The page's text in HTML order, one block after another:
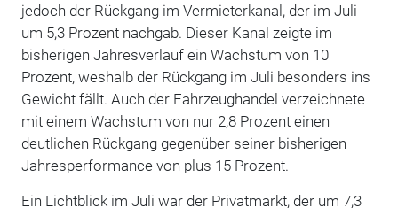
jedoch der Rückgang im Vermieterkanal, der im Juli
um 5,3 Prozent nachgab. Dieser Kanal zeigte im
bisherigen Jahresverlauf ein Wachstum von 10
Prozent, weshalb der Rückgang im Juli besonders ins
Gewicht fällt. Auch der Fahrzeughandel verzeichnete
mit einem Wachstum von nur 2,8 Prozent einen
deutlichen Rückgang gegenüber seiner bisherigen
Jahresperformance von plus 15 Prozent.
Ein Lichtblick im Juli war der Privatmarkt, der um 7,3